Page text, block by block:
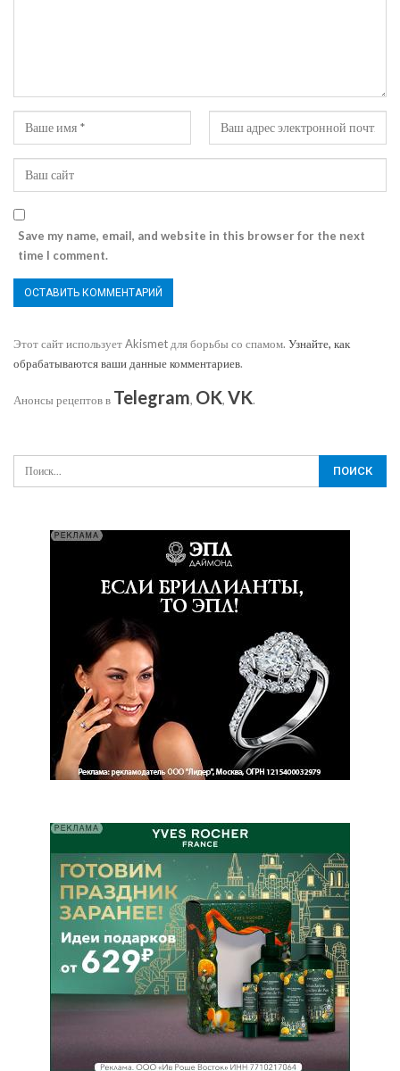
Save my name, email, and website in this browser for the next
time I comment.
Этот сайт использует Akismet для борьбы со спамом. Узнайте, как
обрабатываются ваши данные комментариев.
Анонсы рецептов в Telegram, OK, VK.